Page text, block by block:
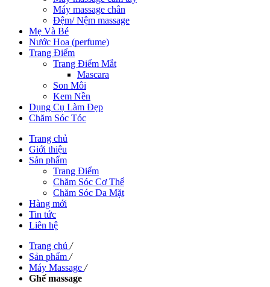
Máy massage chân
Đệm/ Nệm massage
Mẹ Và Bé
Nước Hoa (perfume)
Trang Điểm
Trang Điểm Mắt
Mascara
Son Môi
Kem Nền
Dụng Cụ Làm Đẹp
Chăm Sóc Tóc
Trang chủ
Giới thiệu
Sản phẩm
Trang Điểm
Chăm Sóc Cơ Thể
Chăm Sóc Da Mặt
Hàng mới
Tin tức
Liên hệ
Trang chủ /
Sản phẩm /
Máy Massage /
Ghế massage